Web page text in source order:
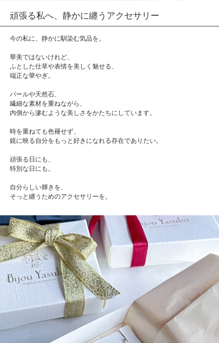
頑張る私へ、静かに纏うアクセサリー
今の私に、静かに馴染む気品を。
華美ではないけれど、
ふとした仕草や表情を美しく魅せる、
端正な華やぎ。
パールや天然石、
繊細な素材を重ねながら、
内側から滲むような美しさをかたちにしています。
時を重ねても色褪せず、
鏡に映る自分をもっと好きになれる存在でありたい。
頑張る日にも、
特別な日にも。
自分らしい輝きを、
そっと纏うためのアクセサリーを。